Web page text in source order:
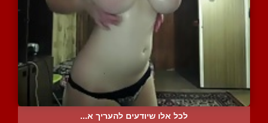
לכל אלו שיודעים להעריך א...